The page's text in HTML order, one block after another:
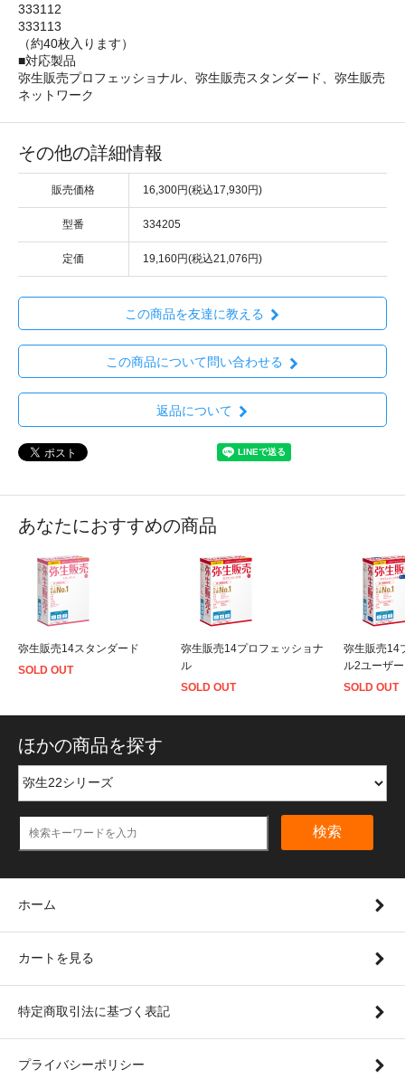
333112
333113
（約40枚入ります）
■対応製品
弥生販売プロフェッショナル、弥生販売スタンダード、弥生販売
ネットワーク
その他の詳細情報
販売価格 16,300円(税込17,930円)
型番 334205
定価 19,160円(税込21,076円)
この商品を友達に教える
この商品について問い合わせる
返品について
あなたにおすすめの商品
弥生販売14スタンダード
SOLD OUT
弥生販売14プロフェッショナ
ル
SOLD OUT
弥生販売14
ル2ユーザー
SOLD OUT
ほかの商品を探す
検索
ホーム
カートを見る
特定商取引法に基づく表記
プライバシーポリシー